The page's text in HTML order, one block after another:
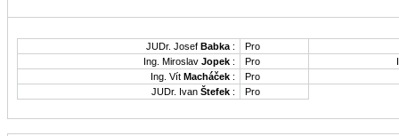
JUDr. Josef Babka :
Pro
Ing. Miroslav Jopek : Pro
Ing. Vít Macháček :
Pro
JUDr. Ivan Štefek : Pro